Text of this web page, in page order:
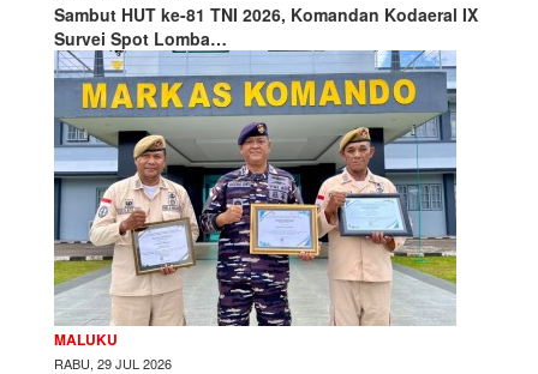
Sambut HUT ke-81 TNI 2026, Komandan Kodaeral IX
Survei Spot Lomba…
MALUKU
RABU, 29 JUL 2026